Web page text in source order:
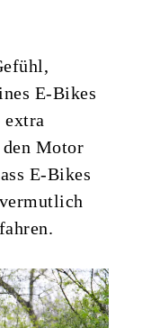
E-Bikes
extra
Motor
E-Bikes